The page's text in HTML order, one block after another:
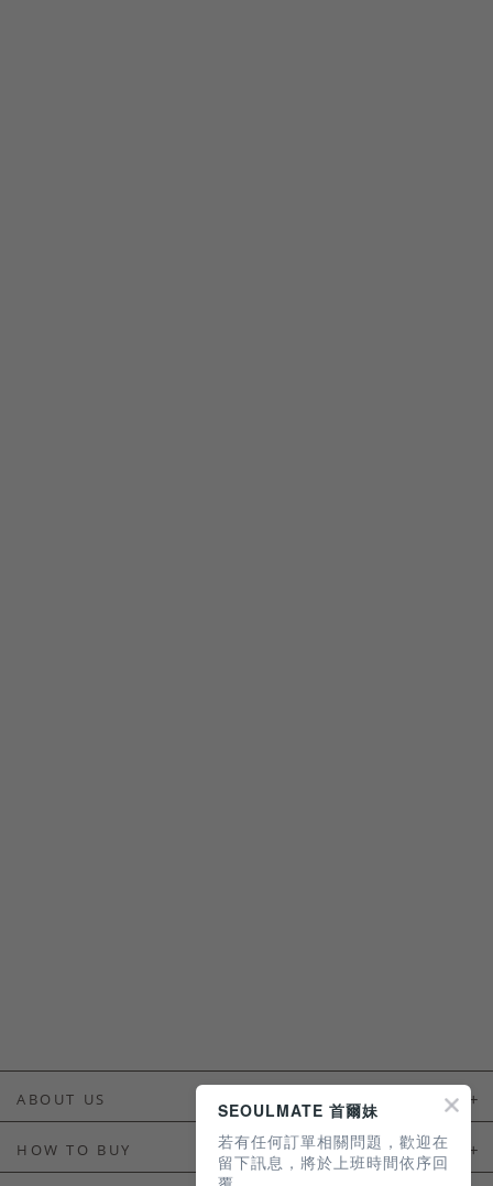
ABOUT US
HOW TO BUY
SEOULMATE 首爾妹
若有任何訂單相關問題，歡迎在
留下訊息，將於上班時間依序回